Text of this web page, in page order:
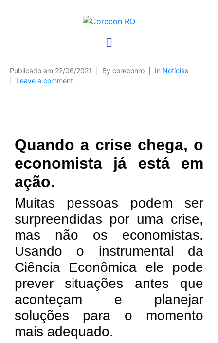
Publicado em 22/06/2021 By coreconro In Notícias
Leave a comment
Quando a crise chega, o
economista já está em
ação.
Muitas pessoas podem ser
surpreendidas por uma crise,
mas não os economistas.
Usando o instrumental da
Ciência Econômica ele pode
prever situações antes que
aconteçam e planejar
soluções para o momento
mais adequado.